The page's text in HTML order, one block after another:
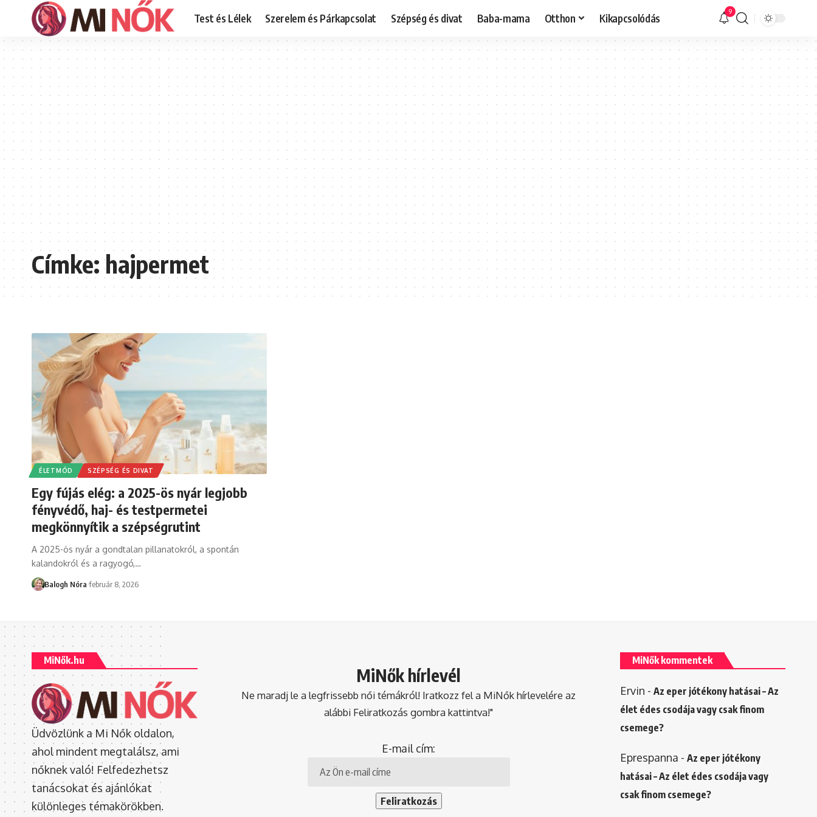
Test és Lélek Szerelem és Párkapcsolat Szépség és divat Baba-mama Otthon Kikapcsolódás 9
Címke:hajpermet
ÉLETMÓD SZÉPSÉG ÉS DIVAT
Egy fújás elég: a 2025-ös nyár legjobb
fényvédő, haj- és testpermetei
megkönnyítik a szépségrutint
A 2025-ös nyár a gondtalan pillanatokról, a spontán
kalandokról és a ragyogó,…
Balogh Nóra február 8, 2026
MiNők.hu
Üdvözlünk a Mi Nők oldalon,
ahol mindent megtalálsz, ami
nőknek való! Felfedezhetsz
tanácsokat és ajánlókat
különleges témakörökben.
MiNők hírlevél
Ne maradj le a legfrissebb női témákról! Iratkozz fel a MiNők hírlevelére az
alábbi Feliratkozás gombra kattintva!"
E-mail cím:
MiNők kommentek
Ervin - Az eper jótékony hatásai – Az
élet édes csodája vagy csak finom
csemege?
Eprespanna - Az eper jótékony
hatásai – Az élet édes csodája vagy
csak finom csemege?